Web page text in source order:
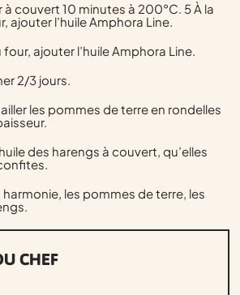
à couvert 10 minutes à 200°C. 5 À la
ajouter l’huile Amphora Line.
four, ajouter l’huile Amphora Line.
2/3 jours.
les pommes de terre en rondelles
des harengs à couvert, qu’elles
harmonie, les pommes de terre, les
CHEF